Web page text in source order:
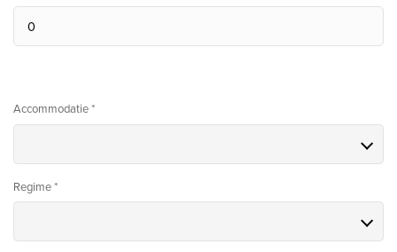
Accommodatie *
Regime *